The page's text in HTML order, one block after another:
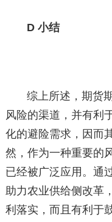
D 小结
综上所述，期货
风险的渠道，并有利
化的避险需求，因而
然，作为一种重要的
已经被广泛应用。通
助力农业供给侧改革
利落实，而且有利于